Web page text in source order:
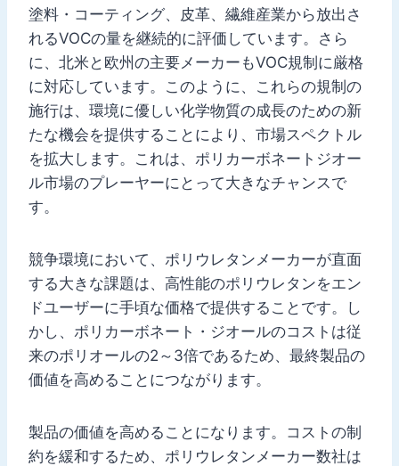
塗料・コーティング、皮革、繊維産業から放出さ
れるVOCの量を継続的に評価しています。さら
に、北米と欧州の主要メーカーもVOC規制に厳格
に対応しています。このように、これらの規制の
施行は、環境に優しい化学物質の成長のための新
たな機会を提供することにより、市場スペクトル
を拡大します。これは、ポリカーボネートジオー
ル市場のプレーヤーにとって大きなチャンスで
す。
競争環境において、ポリウレタンメーカーが直面
する大きな課題は、高性能のポリウレタンをエン
ドユーザーに手頃な価格で提供することです。し
かし、ポリカーボネート・ジオールのコストは従
来のポリオールの2～3倍であるため、最終製品の
価値を高めることにつながります。
製品の価値を高めることになります。コストの制
約を緩和するため、ポリウレタンメーカー数社は